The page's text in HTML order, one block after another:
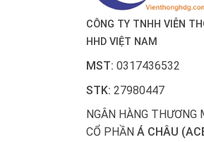
CÔNG TY TNHH VIỄN
HHD VIỆT NAM
MST: 0317436532
STK: 27980447
NGÂN HÀNG THƯƠNG
CỔ PHẦN Á CHÂU